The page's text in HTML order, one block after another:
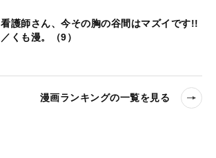
看護師さん、今その胸の谷間はマズイです!!
／くも漫。（9）
漫画ランキングの一覧を見る